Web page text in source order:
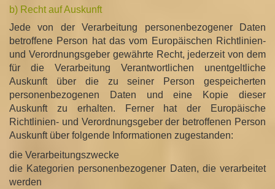
b) Recht auf Auskunft
Jede von der Verarbeitung personenbezogener Daten
betroffene Person hat das vom Europäischen Richtlinien-
und Verordnungsgeber gewährte Recht, jederzeit von dem
für die Verarbeitung Verantwortlichen unentgeltliche
Auskunft über die zu seiner Person gespeicherten
personenbezogenen Daten und eine Kopie dieser
Auskunft zu erhalten. Ferner hat der Europäische
Richtlinien- und Verordnungsgeber der betroffenen Person
Auskunft über folgende Informationen zugestanden:
die Verarbeitungszwecke
die Kategorien personenbezogener Daten, die verarbeitet
werden